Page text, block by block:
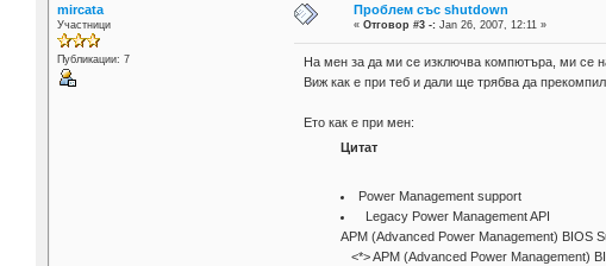
mircata
Участници
Публикации: 7
Проблем със shutdown
«Отговор #3 -: Jan 26, 2007, 12:11 »
На мен за да ми се изключва компютъра, ми се
Виж как е при теб и дали ще трябва да
Ето как е при мен:
Цитат
Power
Legacy Power Management API
APM (Advanced Power
<*> APM (Advanced Power Management)